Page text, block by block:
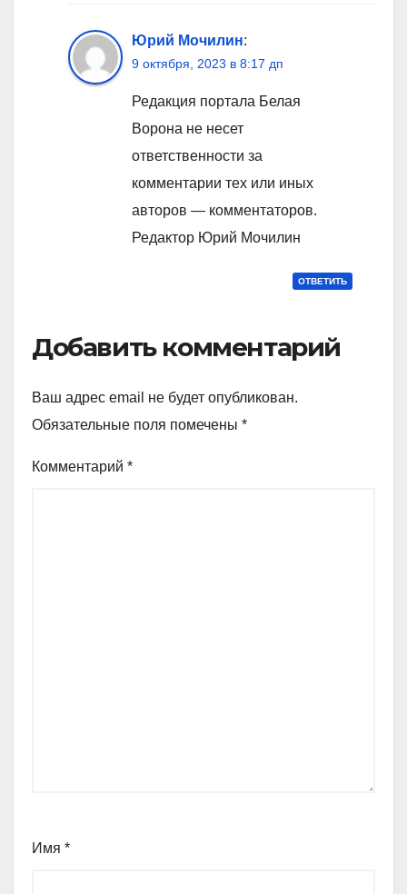
Юрий Мочилин:
9 октября, 2023 в 8:17 дп
Редакция портала Белая
Ворона не несет
ответственности за
комментарии тех или иных
авторов — комментаторов.
Редактор Юрий Мочилин
ОТВЕТИТЬ
Добавить комментарий
Ваш адрес email не будет опубликован.
Обязательные поля помечены *
Комментарий *
Имя *